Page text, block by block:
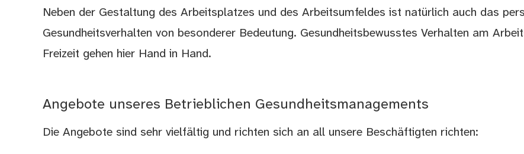
Neben der Gestaltung des Arbeitsplatzes und des Arbeitsumfeldes ist natürlich auch das
Gesundheitsverhalten von besonderer Bedeutung. Gesundheitsbewusstes Verhalten am
Freizeit gehen hier Hand in Hand.
Angebote unseres Betrieblichen Gesundheitsmanagements
Die Angebote sind sehr vielfältig und richten sich an all unsere Beschäftigten richten: